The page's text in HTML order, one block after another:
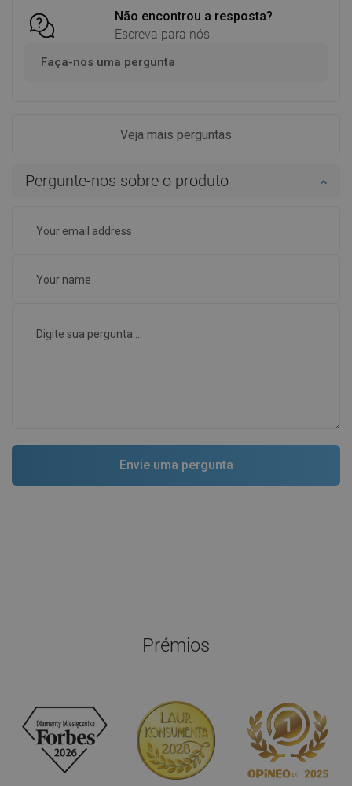
Não encontrou a resposta?
Escreva para nós
Faça-nos uma pergunta
Veja mais perguntas
Pergunte-nos sobre o produto
Prémios